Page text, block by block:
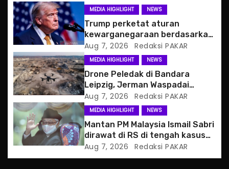
g
a
t
i
o
n
MEDIA HIGHLIGHT NEWS
Trump perketat aturan
kewarganegaraan berdasarkan
tempat kelahiran
Aug 7, 2026 Redaksi PAKAR
MEDIA HIGHLIGHT NEWS
Drone Peledak di Bandara
Leipzig, Jerman Waspadai
Serangan Hibrida Rusia
Aug 7, 2026 Redaksi PAKAR
MEDIA HIGHLIGHT NEWS
Mantan PM Malaysia Ismail Sabri
dirawat di RS di tengah kasus
hukum
Aug 7, 2026 Redaksi PAKAR